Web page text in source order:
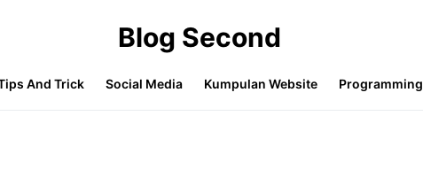
Blog Second
And Trick Social Media Kumpulan Website Programming